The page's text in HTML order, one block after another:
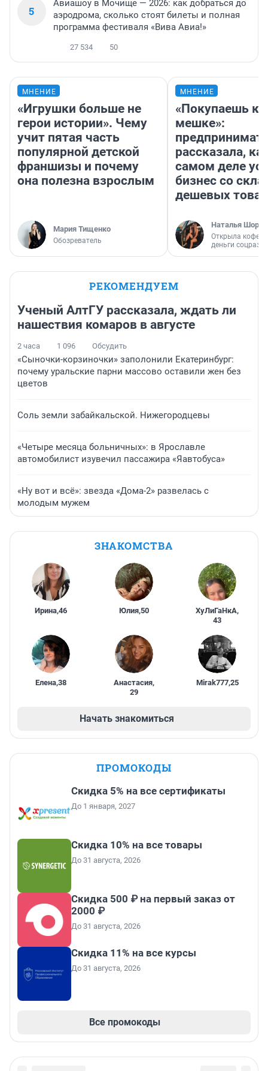
5
Авиашоу в Мочище — 2026: как добраться до
аэродрома, сколько стоят билеты и полная
программа фестиваля «Вива Авиа!»
27 534 50
МНЕНИЕ
«Игрушки больше не
герои истории». Чему
учит пятая часть
популярной детской
франшизы и почему
она полезна взрослым
Мария Тищенко
Обозреватель
МНЕНИЕ
«Покупаешь
мешке»:
рассказала,
самом деле
бизнес со
дешевых
Наталья
Открыла
деньги
РЕКОМЕНДУЕМ
Ученый АлтГУ рассказала, ждать ли
нашествия комаров в августе
2 часа 1 096 Обсудить
«Сыночки-корзиночки» заполонили Екатеринбург:
почему уральские парни массово оставили жен без
цветов
Соль земли забайкальской. Нижегородцевы
«Четыре месяца больничных»: в Ярославле
автомобилист изувечил пассажира «Яавтобуса»
«Ну вот и всё»: звезда «Дома-2» развелась с
молодым мужем
ЗНАКОМСТВА
Ирина,46 Юлия,50 ХуЛиГаНкА,
43
Елена,38 Анастасия,
29
Mirak777,25
Начать знакомиться
ПРОМОКОДЫ
Скидка 5% на все сертификаты
До 1 января, 2027
Скидка 10% на все товары
До 31 августа, 2026
Скидка 500 ₽ на первый заказ от
2000 ₽
До 31 августа, 2026
Скидка 11% на все курсы
До 31 августа, 2026
Все промокоды